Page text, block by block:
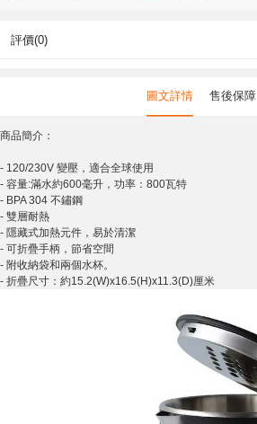
評價(0)
圖文詳情 售後保障
商品簡介：
- 120/230V 變壓，適合全球使用
- 容量:滿水約600毫升，功率：800瓦特
- BPA 304 不鏽鋼
- 雙層耐熱
- 隱藏式加熱元件，易於清潔
- 可折疊手柄，節省空間
- 附收納袋和兩個水杯。
- 折疊尺寸：約15.2(W)x16.5(H)x11.3(D)厘米